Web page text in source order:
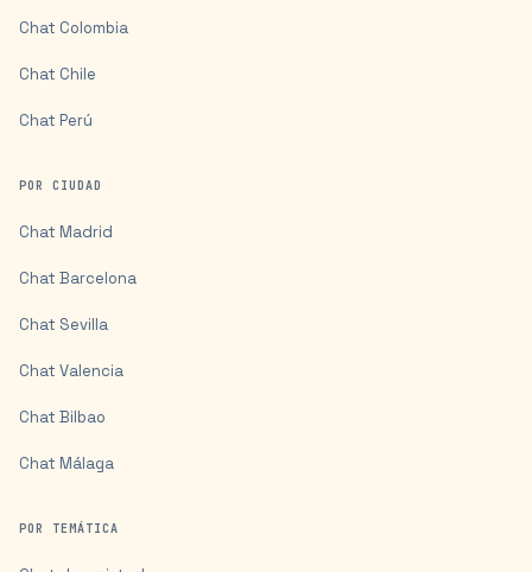
Chat Colombia
Chat Chile
Chat Perú
POR CIUDAD
Chat Madrid
Chat Barcelona
Chat Sevilla
Chat Valencia
Chat Bilbao
Chat Málaga
POR TEMÁTICA